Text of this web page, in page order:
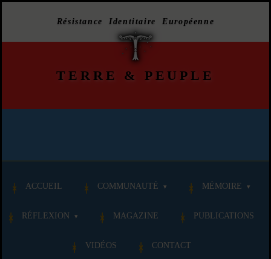
Résistance Identitaire Européenne
TERRE & PEUPLE
ACCUEIL COMMUNAUTÉ MÉMOIRE
RÉFLEXION MAGAZINE PUBLICATIONS
VIDÉOS CONTACT